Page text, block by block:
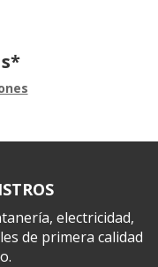
electricidad,
de primera calidad